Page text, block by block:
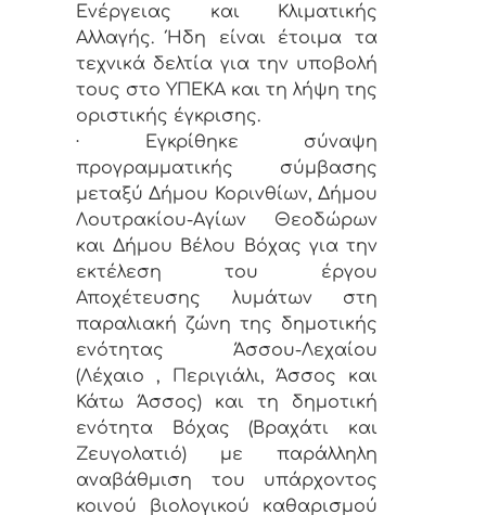
Ενέργειας και Κλιματικής
Αλλαγής. Ήδη είναι έτοιμα τα
τεχνικά δελτία για την υποβολή
τους στο ΥΠΕΚΑ και τη λήψη της
οριστικής έγκρισης.
· Εγκρίθηκε σύναψη
προγραμματικής σύμβασης
μεταξύ Δήμου Κορινθίων, Δήμου
Λουτρακίου-Αγίων Θεοδώρων
και Δήμου Βέλου Βόχας για την
εκτέλεση του έργου
Αποχέτευσης λυμάτων στη
παραλιακή ζώνη της δημοτικής
ενότητας Άσσου-Λεχαίου
(Λέχαιο , Περιγιάλι, Άσσος και
Κάτω Άσσος) και τη δημοτική
ενότητα Βόχας (Βραχάτι και
Ζευγολατιό) με παράλληλη
αναβάθμιση του υπάρχοντος
κοινού βιολογικού καθαρισμού